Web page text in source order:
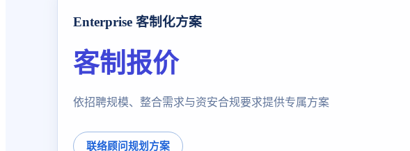
Enterprise 客制化方案
客制报价
依招聘规模、整合需求与资安合规要求提供专属方案
联络顾问规划方案